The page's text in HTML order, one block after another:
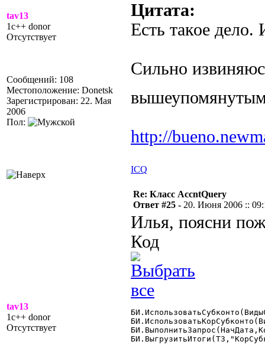
tav13
1c++ donor
Отсутствует
Сообщений: 108
Местоположение: Donetsk
Зарегистрирован: 22. Мая
2006
Пол:
Цитата:
Есть такое дело.
Сильно
http://
ICQ
tav13
1c++ donor
Отсутствует
Re: Класс AccntQuery
Ответ #25 - 20. Июня 2006 ::
Илья, поясни
Код